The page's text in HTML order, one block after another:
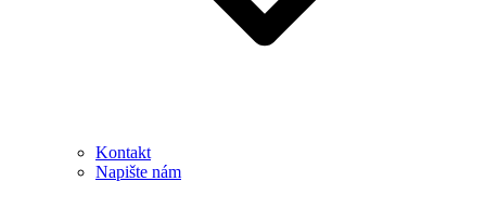
Kontakt
Napište nám